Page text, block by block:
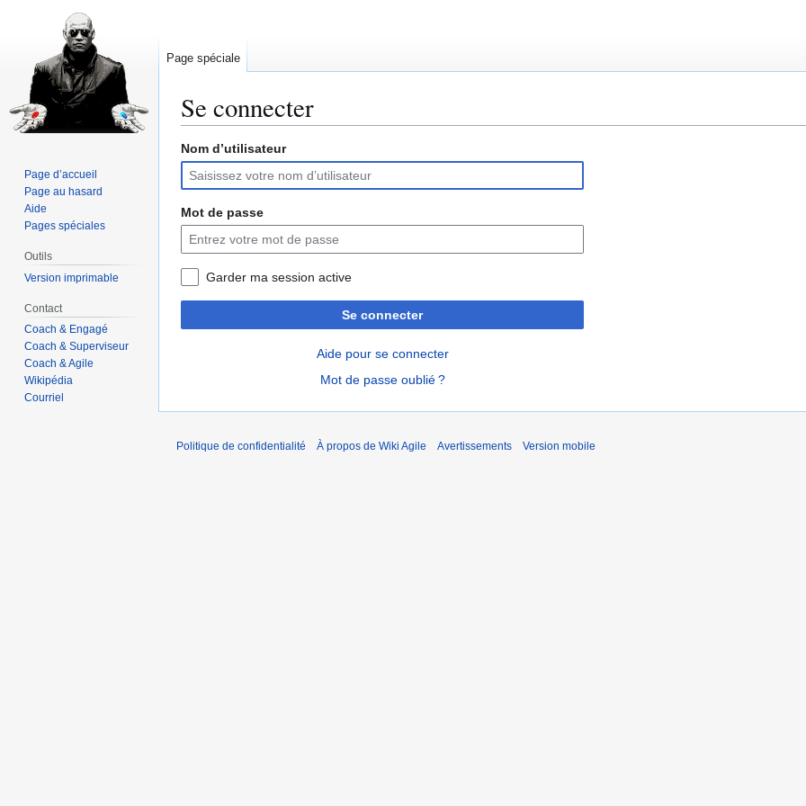
Se connecter
Aller
la
navigation
Aller
la
recherche
Nom d’utilisateur
Mot de passe
Garder ma session active
Se connecter
Aide pour se connecter
Mot de passe oublié ?
Page spéciale
Page d’accueil
Page au hasard
Aide
Pages spéciales
Outils
Version imprimable
Contact
Coach & Engagé
Coach & Superviseur
Coach & Agile
Wikipédia
Courriel
Politique de confidentialité À propos de Wiki Agile Avertissements Version mobile